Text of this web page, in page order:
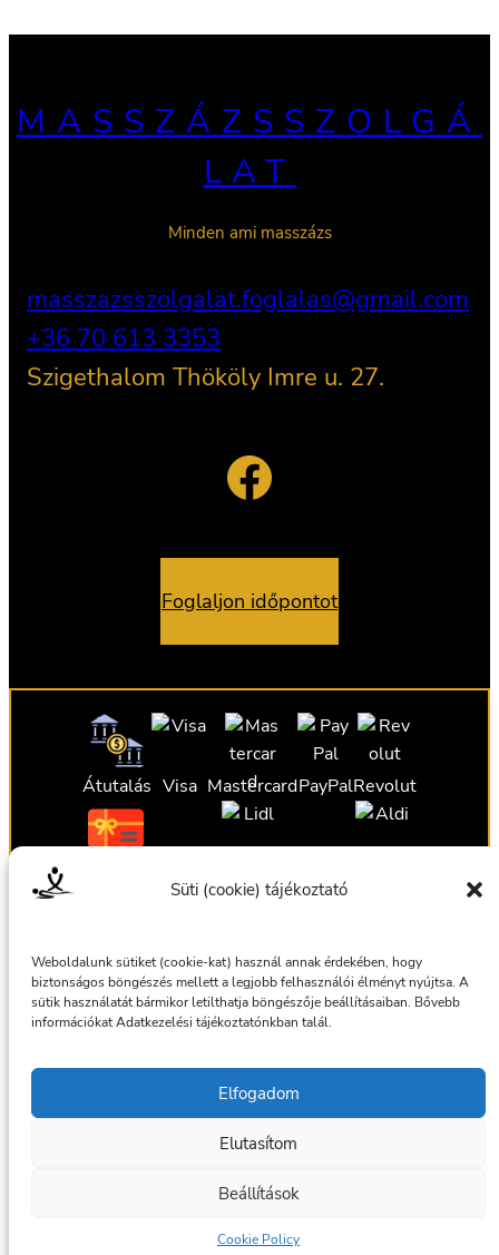
Süti (cookie) tájékoztató
Weboldalunk sütiket (cookie-kat) használ annak érdekében, hogy
biztonságos böngészés mellett a legjobb felhasználói élményt nyújtsa. A
sütik használatát bármikor letilthatja böngészője beállításaiban. Bővebb
információkat Adatkezelési tájékoztatónkban talál.
Elfogadom
Elutasítom
Beállítások
Cookie Policy
MASSZÁZSSZOLGÁ
LAT
Minden ami masszázs
masszazsszolgalat.foglalas@gmail.com
+36 70 613 3353
Szigethalom Thököly Imre u. 27.
Facebook
Foglaljon időpontot
Átutalás Visa MastercardPayPalRevolut
Ajándékutalvány
Ajándékutalvány
Általános szerződési feltételek
Adatkezelési tájékoztató
Facebook